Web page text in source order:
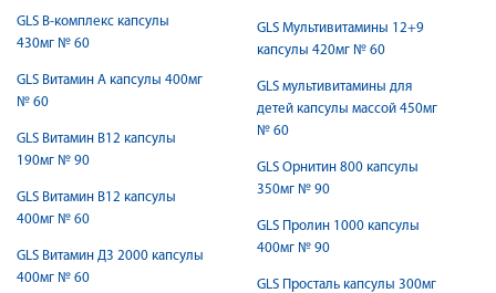
GLS В-комплекс капсулы
430мг № 60
GLS Витамин А капсулы 400мг
№ 60
GLS Витамин В12 капсулы
190мг № 90
GLS Витамин В12 капсулы
400мг № 60
GLS Витамин Д3 2000 капсулы
400мг № 60
GLS Мультивитамины 12+9
капсулы 420мг № 60
GLS мультивитамины для
детей капсулы массой 450мг
№ 60
GLS Орнитин 800 капсулы
350мг № 90
GLS Пролин 1000 капсулы
400мг № 90
GLS Просталь капсулы 300мг